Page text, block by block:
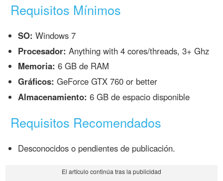
Requisitos Mínimos
SO: Windows 7
Procesador: Anything with 4 cores/threads, 3+ Ghz
Memoria: 6 GB de RAM
Gráficos: GeForce GTX 760 or better
Almacenamiento: 6 GB de espacio disponible
Requisitos Recomendados
Desconocidos o pendientes de publicación.